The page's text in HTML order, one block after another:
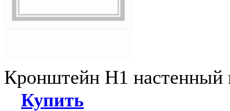
Кронштейн Н1
Купить